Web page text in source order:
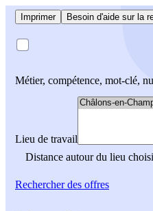
Imprimer Besoin d'aide sur la
Métier, compétence, mot-clé,
Lieu de travail
Distance autour du lieu choisi
Rechercherdes offres